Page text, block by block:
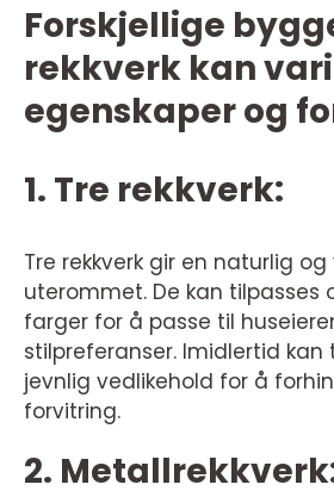
Forskjellige
rekkverk kan
egenskaper og
1. Tre rekkverk:
Tre rekkverk gir en naturlig
uterommet. De kan tilpasses
farger for å passe til
stilpreferanser. Imidlertid kan
jevnlig vedlikehold for å
forvitring.
2.